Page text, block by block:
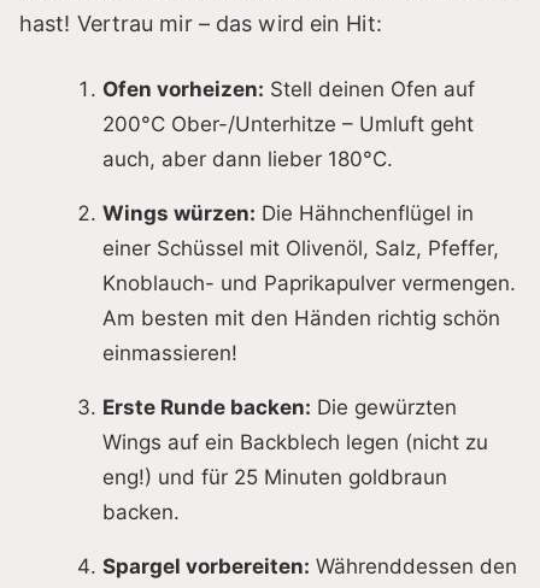
i
d
e
o
hast! Vertrau mir – das wird ein Hit:
Ofen vorheizen: Stell deinen Ofen auf
200°C Ober-/Unterhitze – Umluft geht
auch, aber dann lieber 180°C.
Wings würzen: Die Hähnchenflügel in
einer Schüssel mit Olivenöl, Salz, Pfeffer,
Knoblauch- und Paprikapulver vermengen.
Am besten mit den Händen richtig schön
einmassieren!
Erste Runde backen: Die gewürzten
Wings auf ein Backblech legen (nicht zu
eng!) und für 25 Minuten goldbraun
backen.
Spargel vorbereiten: Währenddessen den